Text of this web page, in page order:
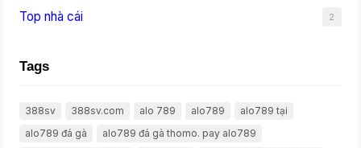
Top nhà cái 2
Tags
388sv 388sv.com alo 789 alo789
alo789 tại
alo789 đá gà
alo789 đá gà thomo. pay alo789